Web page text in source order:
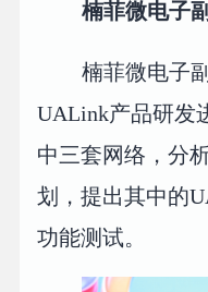
楠菲微电子
楠菲微电子
UALink产品研发
中三套网络，分
划，提出其中的
功能测试。